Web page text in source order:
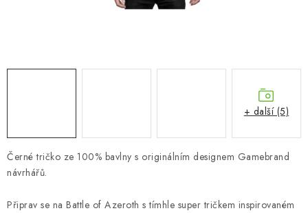
Černé tričko ze 100% bavlny s originálním designem Gamebrand
návrhářů.
Připrav se na Battle of Azeroth s tímhle super tričkem inspirovaném
+ další (5)